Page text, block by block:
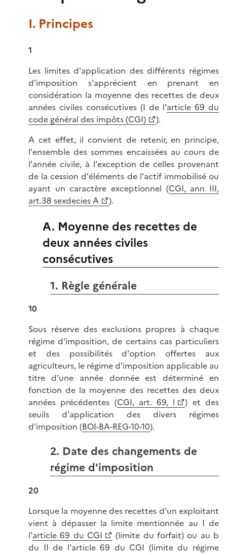
I. Principes
1
Les limites d'application des différents régimes
d'imposition s'apprécient en prenant en
considération la moyenne des recettes de deux
années civiles consécutives (I de l'article 69 du
code général des impôts (CGI)
).
A cet effet, il convient de retenir, en principe,
l'ensemble des sommes encaissées au cours de
l'année civile, à l'exception de celles provenant
de la cession d'éléments de l'actif immobilisé ou
ayant un caractère exceptionnel (CGI, ann III,
art.38 sexdecies A
).
A. Moyenne des recettes de
deux années civiles
consécutives
1. Règle générale
10
Sous réserve des exclusions propres à chaque
régime d'imposition, de certains cas particuliers
et des possibilités d'option offertes aux
agriculteurs, le régime d'imposition applicable au
titre d'une année donnée est déterminé en
fonction de la moyenne des recettes des deux
années précédentes (CGI, art. 69, l
) et des
seuils d'application des divers régimes
d'imposition (BOI-BA-REG-10-10).
2. Date des changements de
régime d'imposition
20
Lorsque la moyenne des recettes d'un exploitant
vient à dépasser la limite mentionnée au I de
l'article 69 du CGI
(limite du forfait) ou au b
du II de l'article 69 du CGI (limite du régime